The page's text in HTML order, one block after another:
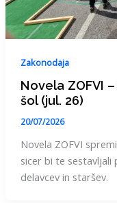
Zakonodaja
Novela ZOFVI
šol (jul. 26)
20/07/2026
Novela ZOFVI
sicer bi te sestavljali
delavcev in staršev.